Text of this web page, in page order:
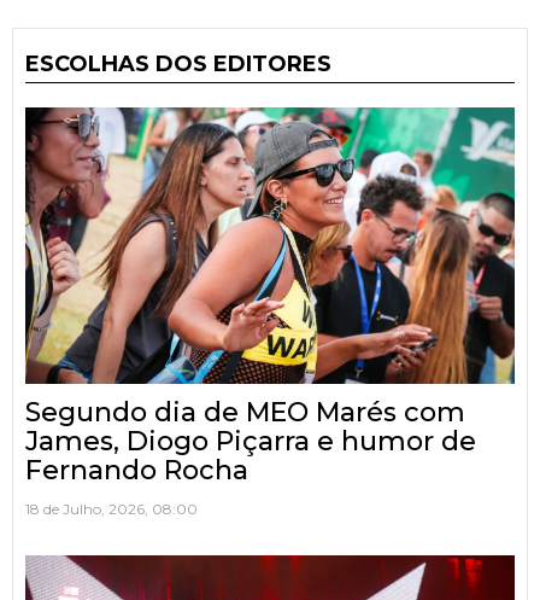
ESCOLHAS DOS EDITORES
Segundo dia de MEO Marés com
James, Diogo Piçarra e humor de
Fernando Rocha
18 de Julho, 2026, 08:00